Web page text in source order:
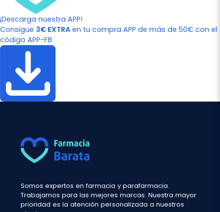
¡Descarga nuestra APP!
Consigue 3€ EXTRA en tu compra APP de más de 50€ con el
código APP-FB
Somos expertos en farmacia y parafarmacia.
Trabajamos para las mejores marcas. Nuestra mayor
prioridad es la atención personalizada a nuestros